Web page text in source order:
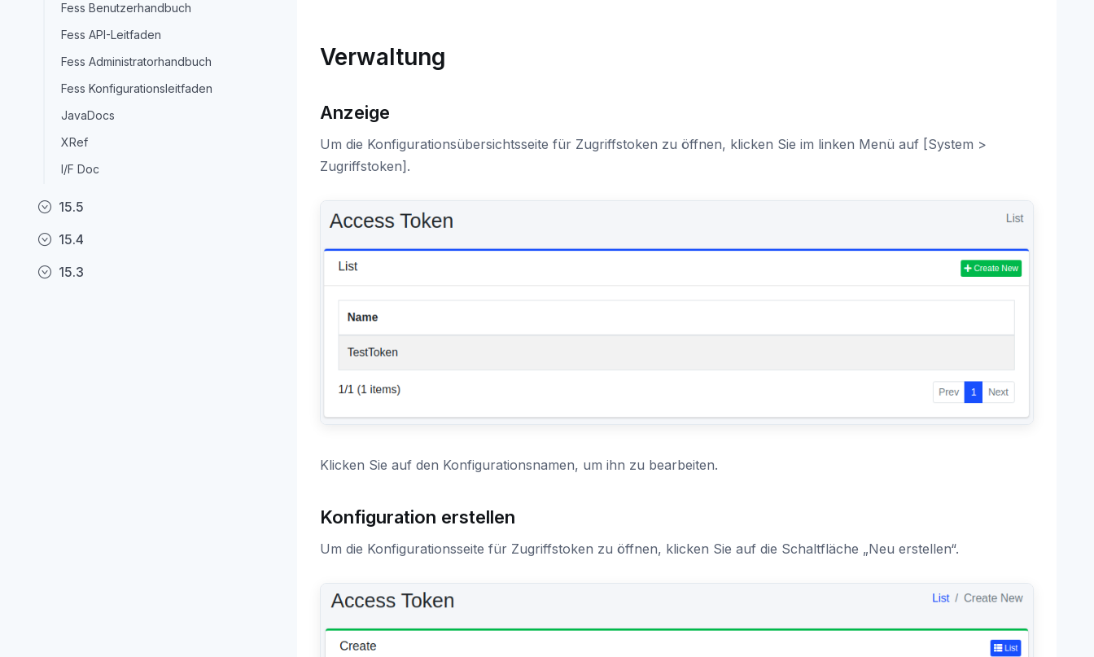
Fess Benutzerhandbuch
Fess API-Leitfaden
Fess Administratorhandbuch
Fess Konfigurationsleitfaden
JavaDocs
XRef
I/F Doc
15.5
15.4
15.3
Verwaltung
Anzeige
Um die Konfigurationsübersichtsseite für Zugriffstoken zu öffnen, klicken Sie im linken Menü auf [System >
Zugriffstoken].
Klicken Sie auf den Konfigurationsnamen, um ihn zu bearbeiten.
Konfiguration erstellen
Um die Konfigurationsseite für Zugriffstoken zu öffnen, klicken Sie auf die Schaltfläche „Neu erstellen“.